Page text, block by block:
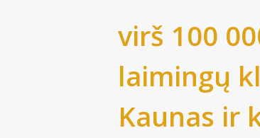
virš 100
laimingų
Kaunas ir